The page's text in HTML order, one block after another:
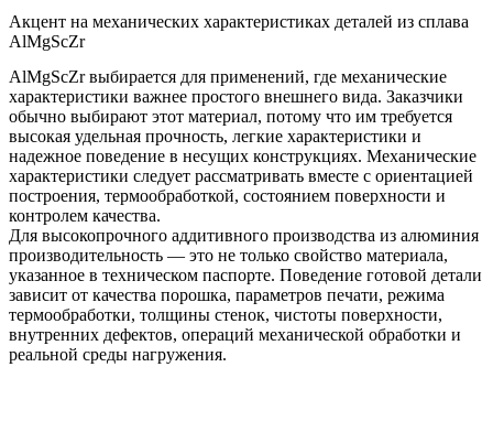
Акцент на механических характеристиках деталей из сплава
AlMgScZr
AlMgScZr выбирается для применений, где механические
характеристики важнее простого внешнего вида. Заказчики
обычно выбирают этот материал, потому что им требуется
высокая удельная прочность, легкие характеристики и
надежное поведение в несущих конструкциях. Механические
характеристики следует рассматривать вместе с ориентацией
построения, термообработкой, состоянием поверхности и
контролем качества.
Для высокопрочного аддитивного производства из алюминия
производительность — это не только свойство материала,
указанное в техническом паспорте. Поведение готовой детали
зависит от качества порошка, параметров печати, режима
термообработки, толщины стенок, чистоты поверхности,
внутренних дефектов, операций механической обработки и
реальной среды нагружения.